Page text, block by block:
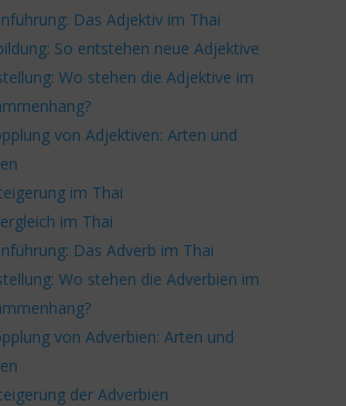
Das Adjektiv im Thai
So entstehen neue Adjektive
Wo stehen die Adjektive im
von Adjektiven: Arten und
im Thai
im Thai
Das Adverb im Thai
Wo stehen die Adverbien im
von Adverbien: Arten und
der Adverbien